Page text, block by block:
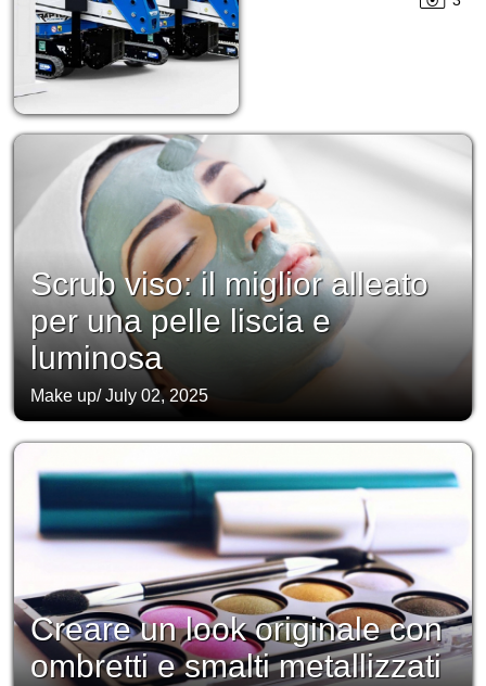
Scrub viso: il miglior alleato
per una pelle liscia e
luminosa
Make up/July 02, 2025
Creare un look originale con
ombretti e smalti metallizzati